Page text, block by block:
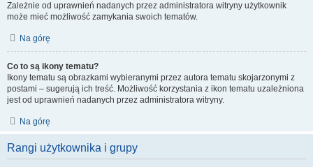
Zależnie od uprawnień nadanych przez administratora witryny użytkownik
może mieć możliwość zamykania swoich tematów.
Na górę
Co to są ikony tematu?
Ikony tematu są obrazkami wybieranymi przez autora tematu skojarzonymi z
postami – sugerują ich treść. Możliwość korzystania z ikon tematu uzależniona
jest od uprawnień nadanych przez administratora witryny.
Na górę
Rangi użytkownika i grupy